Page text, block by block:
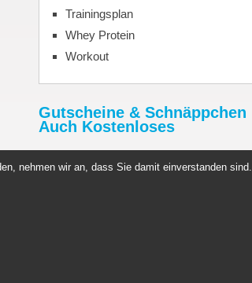
Trainingsplan
Whey Protein
Workout
Gutscheine & Schnäppchen
Auch Kostenloses
RabattHimmel.de
nehmen wir an, dass Sie damit einverstanden sind.